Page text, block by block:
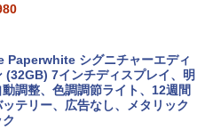
MacBook Air M5チップ搭載
チノートブック：AIとApple Intell
、13.6インチLiquid Retinaディ
、24GBユニファイドメモリ、1
ームコード】 ロブロックス | オン
コード版
いちばんやさしい 教科書:
出版にも！ 非エンジニアのた
ーディング入門シリーズ
Paperwhite シグニチャーエディ
(32GB) 7インチディスプレイ、明
動調整、色調調節ライト、12週間
テリー、広告なし、メタリック